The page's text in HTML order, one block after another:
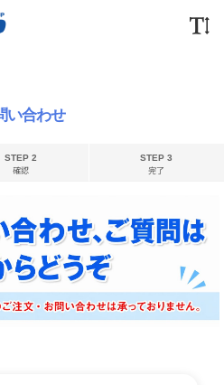
い合わせ
STEP 2
確認
STEP 3
完了